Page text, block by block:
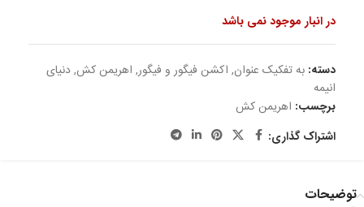
در انبار موجود نمی باشد
دسته: به تفکیک عنوان, اکشن فیگور و فیگور, اهریمن کش,دنیای
انیمه
برچسب: اهریمن کش
اشتراک گذاری:
توضیحات